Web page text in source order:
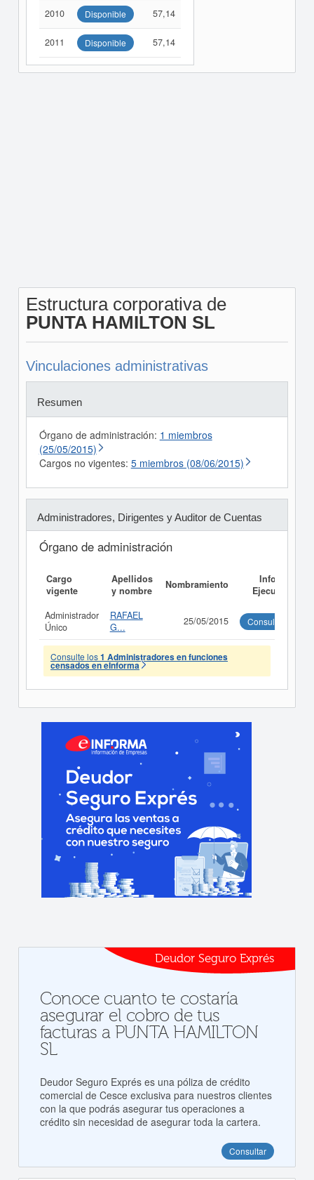
2010 Disponible 57,14
2011 Disponible 57,14
Estructura corporativa de
PUNTA HAMILTON SL
Vinculaciones administrativas
Resumen
Órgano de administración: 1 miembros
(25/05/2015)
Cargos no vigentes: 5 miembros (08/06/2015)
Administradores, Dirigentes y Auditor de Cuentas
Órgano de administración
Cargo
vigente
Apellidos
y nombre
Nombramiento
Informe
Ejecutivo
Administrador
Único
RAFAEL
G...
25/05/2015 Consultar
Consulte los1 Administradores en funciones
censados en eInforma
Deudor Seguro Exprés
Conoce cuanto te costaría
asegurar el cobro de tus
facturas a PUNTA HAMILTON
SL
Deudor Seguro Exprés es una póliza de crédito
comercial de Cesce exclusiva para nuestros clientes
con la que podrás asegurar tus operaciones a
crédito sin necesidad de asegurar toda la cartera.
Consultar